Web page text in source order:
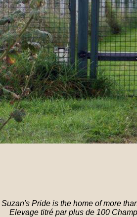
Suzan's Pride is the home of more
Elevage titré par plus de 100